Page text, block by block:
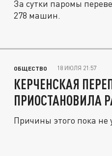
За сутки паромы
278 машин.
ОБЩЕСТВО 18 ИЮЛЯ 21:57
КЕРЧЕНСКАЯ
ПРИОСТАНОВИЛА
Причины этого пока не